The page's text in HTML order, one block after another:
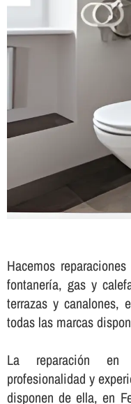
Hacemos
fontanerí­a, gas y
terrazas y canalones,
todas las marcas
La reparación en
profesionalidad y
disponen de ella, en